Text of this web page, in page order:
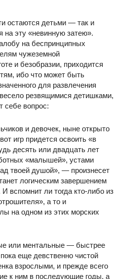
остаются детьми — так и
эту «невинную затею».
на беспринципных
чужеземной
и безобразии, приходится
ибо что может быть
для развлечения
резвящимися детишками,
себе вопрос:
и девочек, ныне открыто
игр придется освоить «в
десять или двадцать лет
«малышей», устами
твоей душой», — произнесет
логическим завершением
вспомнит ли тогда кто-либо из
а то и
на одном из этих морских
или ментальные — быстрее
еще девственно чистой
взрослыми, и прежде всего
к ним в последующие годы, а